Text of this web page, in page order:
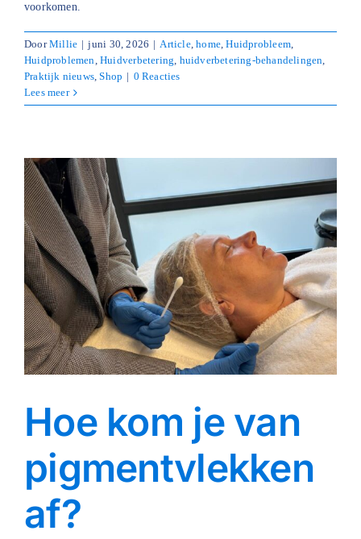
voorkomen.
DoorMillie | juni 30, 2026 | Article,home,Huidprobleem,
Huidproblemen,Huidverbetering, huidverbetering-behandelingen,
Praktijk nieuws,Shop | 0 Reacties
Lees meer
Hoe kom je van
pigmentvlekken
af?